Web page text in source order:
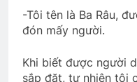
3 Years
-Tôi tên là Ba Râu,
đón mấy người.
Khi biết được người
sắp đặt, tự nhiên tôi